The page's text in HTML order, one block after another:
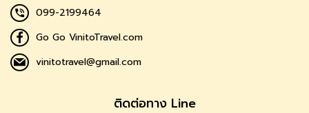
099-2199464
Go Go VinitoTravel.com
vinitotravel@gmail.com
ติดต่อทาง Line